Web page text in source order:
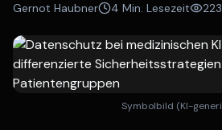
Gernot Haubner 4 Min. Lesezeit 22
Symbolbild (KI-